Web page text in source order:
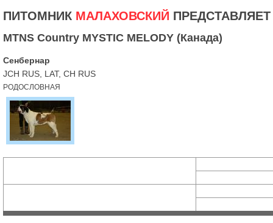
ПИТОМНИК МАЛАХОВСКИЙ ПРЕДСТАВЛЯЕТ
MTNS Country MYSTIC MELODY (Канада)
Сенбернар
JCH RUS, LAT, CH RUS
РОДОСЛОВНАЯ